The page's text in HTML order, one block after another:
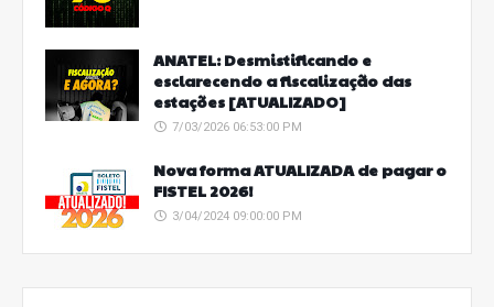
ANATEL: Desmistificando e
esclarecendo a fiscalização das
estações [ATUALIZADO]
7/03/2026 06:53:00 PM
Nova forma ATUALIZADA de pagar o
FISTEL 2026!
3/04/2024 09:00:00 PM